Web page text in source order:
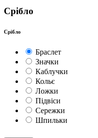
Срібло
Срібло
Браслет
Значки
Каблучки
Кольє
Ложки
Підвіси
Сережки
Шпильки